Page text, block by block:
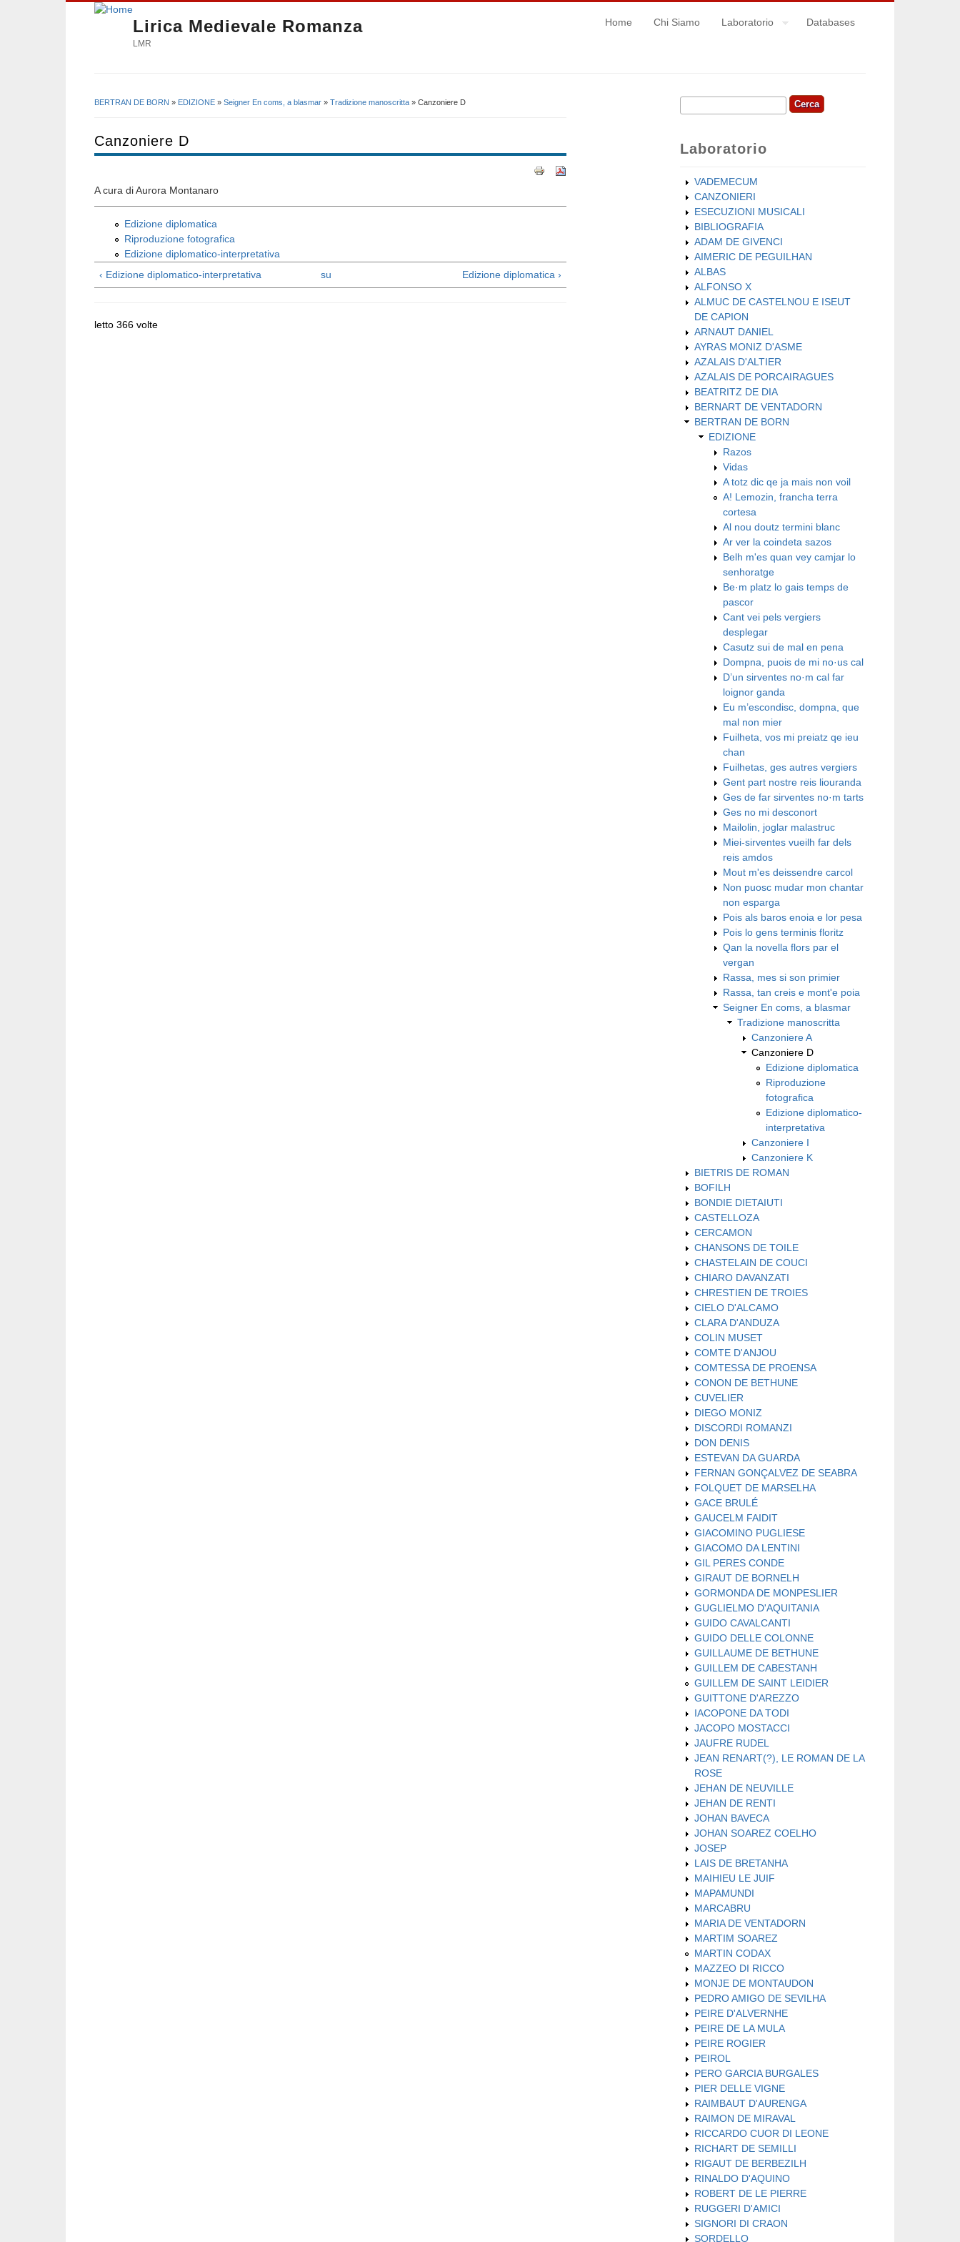
Lirica Medievale Romanza
LMR
Home Chi Siamo Laboratorio Databases
BERTRAN DE BORN » EDIZIONE » Seigner En coms, a blasmar » Tradizione manoscritta » Canzoniere D
Canzoniere D
A cura di Aurora Montanaro
Edizione diplomatica
Riproduzione fotografica
Edizione diplomatico-interpretativa
‹ Edizione diplomatico-interpretativa
su Edizione diplomatica ›
letto 366 volte
Form di ricerca
Cerca
Laboratorio
VADEMECUM
CANZONIERI
ESECUZIONI MUSICALI
BIBLIOGRAFIA
ADAM DE GIVENCI
AIMERIC DE PEGUILHAN
ALBAS
ALFONSO X
ALMUC DE CASTELNOU E ISEUT
DE CAPION
ARNAUT DANIEL
AYRAS MONIZ D'ASME
AZALAIS D'ALTIER
AZALAIS DE PORCAIRAGUES
BEATRITZ DE DIA
BERNART DE VENTADORN
BERTRAN DE BORN
EDIZIONE
Razos
Vidas
A totz dic qe ja mais non voil
A! Lemozin, francha terra
cortesa
Al nou doutz termini blanc
Ar ver la coindeta sazos
Belh m'es quan vey camjar lo
senhoratge
Be·m platz lo gais temps de
pascor
Cant vei pels vergiers
desplegar
Casutz sui de mal en pena
Dompna, puois de mi no·us cal
D’un sirventes no·m cal far
loignor ganda
Eu m’escondisc, dompna, que
mal non mier
Fuilheta, vos mi preiatz qe ieu
chan
Fuilhetas, ges autres vergiers
Gent part nostre reis liouranda
Ges de far sirventes no·m tarts
Ges no mi desconort
Mailolin, joglar malastruc
Miei-sirventes vueilh far dels
reis amdos
Mout m'es deissendre carcol
Non puosc mudar mon chantar
non esparga
Pois als baros enoia e lor pesa
Pois lo gens terminis floritz
Qan la novella flors par el
vergan
Rassa, mes si son primier
Rassa, tan creis e mont'e poia
Seigner En coms, a blasmar
Tradizione manoscritta
Canzoniere A
Canzoniere D
Edizione diplomatica
Riproduzione
fotografica
Edizione diplomatico-
interpretativa
Canzoniere I
Canzoniere K
BIETRIS DE ROMAN
BOFILH
BONDIE DIETAIUTI
CASTELLOZA
CERCAMON
CHANSONS DE TOILE
CHASTELAIN DE COUCI
CHIARO DAVANZATI
CHRESTIEN DE TROIES
CIELO D'ALCAMO
CLARA D'ANDUZA
COLIN MUSET
COMTE D'ANJOU
COMTESSA DE PROENSA
CONON DE BETHUNE
CUVELIER
DIEGO MONIZ
DISCORDI ROMANZI
DON DENIS
ESTEVAN DA GUARDA
FERNAN GONÇALVEZ DE SEABRA
FOLQUET DE MARSELHA
GACE BRULÉ
GAUCELM FAIDIT
GIACOMINO PUGLIESE
GIACOMO DA LENTINI
GIL PERES CONDE
GIRAUT DE BORNELH
GORMONDA DE MONPESLIER
GUGLIELMO D'AQUITANIA
GUIDO CAVALCANTI
GUIDO DELLE COLONNE
GUILLAUME DE BETHUNE
GUILLEM DE CABESTANH
GUILLEM DE SAINT LEIDIER
GUITTONE D'AREZZO
IACOPONE DA TODI
JACOPO MOSTACCI
JAUFRE RUDEL
JEAN RENART(?), LE ROMAN DE LA
ROSE
JEHAN DE NEUVILLE
JEHAN DE RENTI
JOHAN BAVECA
JOHAN SOAREZ COELHO
JOSEP
LAIS DE BRETANHA
MAIHIEU LE JUIF
MAPAMUNDI
MARCABRU
MARIA DE VENTADORN
MARTIM SOAREZ
MARTIN CODAX
MAZZEO DI RICCO
MONJE DE MONTAUDON
PEDRO AMIGO DE SEVILHA
PEIRE D'ALVERNHE
PEIRE DE LA MULA
PEIRE ROGIER
PEIROL
PERO GARCIA BURGALES
PIER DELLE VIGNE
RAIMBAUT D'AURENGA
RAIMON DE MIRAVAL
RICCARDO CUOR DI LEONE
RICHART DE SEMILLI
RIGAUT DE BERBEZILH
RINALDO D'AQUINO
ROBERT DE LE PIERRE
RUGGERI D'AMICI
SIGNORI DI CRAON
SORDELLO